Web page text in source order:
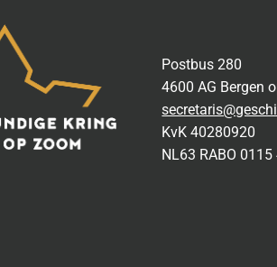
Postbus 280
4600 AG Bergen
KvK 40280920
NL63 RABO 0115